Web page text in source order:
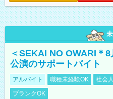
＜SEKAI NO OWARI＊
公演のサポートバイト
アルバイト 職種未経験OK 社会
ブランクOK